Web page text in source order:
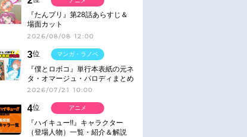
『たんプリ』第28話あらすじ＆
場面カット
2026/08/08 12:00
3位
『僕とロボコ』単行本表紙の元ネ
タ・オマージュ・パロディまとめ
2026/07/21 10:00
マンガ・ラノベ
4位
『ハイキュー!!』キャラクター
（登場人物）一覧・紹介＆解説
アニメ